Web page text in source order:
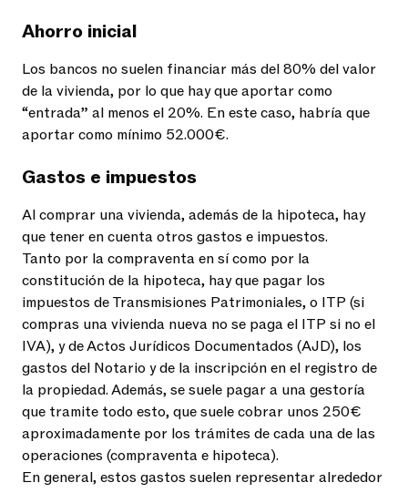
Ahorro inicial
Los bancos no suelen financiar más del 80% del valor
de la vivienda, por lo que hay que aportar como
“entrada” al menos el 20%. En este caso, habría que
aportar como mínimo 52.000€.
Gastos e impuestos
Al comprar una vivienda, además de la hipoteca, hay
que tener en cuenta otros gastos e impuestos.
Tanto por la compraventa en sí como por la
constitución de la hipoteca, hay que pagar los
impuestos de Transmisiones Patrimoniales, o ITP (si
compras una vivienda nueva no se paga el ITP si no el
IVA), y de Actos Jurídicos Documentados (AJD), los
gastos del Notario y de la inscripción en el registro de
la propiedad. Además, se suele pagar a una gestoría
que tramite todo esto, que suele cobrar unos 250€
aproximadamente por los trámites de cada una de las
operaciones (compraventa e hipoteca).
En general, estos gastos suelen representar alrededor